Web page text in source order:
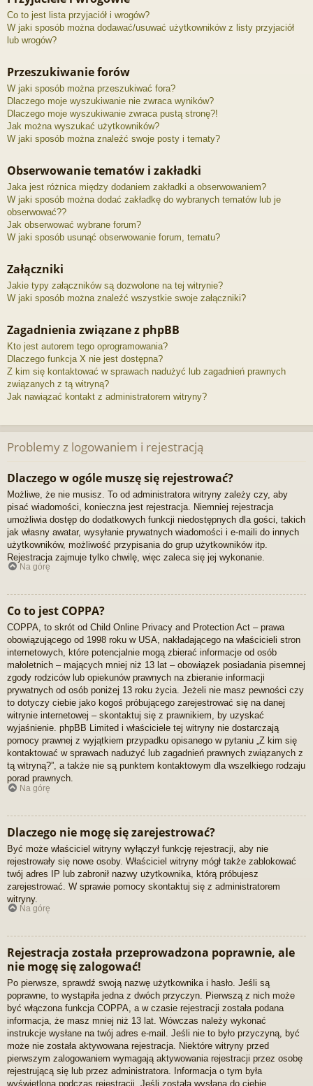
Co to jest lista przyjaciół i wrogów?
W jaki sposób można dodawać/usuwać użytkowników z listy przyjaciół
lub wrogów?
Przeszukiwanie forów
W jaki sposób można przeszukiwać fora?
Dlaczego moje wyszukiwanie nie zwraca wyników?
Dlaczego moje wyszukiwanie zwraca pustą stronę?!
Jak można wyszukać użytkowników?
W jaki sposób można znaleźć swoje posty i tematy?
Obserwowanie tematów i zakładki
Jaka jest różnica między dodaniem zakładki a obserwowaniem?
W jaki sposób można dodać zakładkę do wybranych tematów lub je
obserwować??
Jak obserwować wybrane forum?
W jaki sposób usunąć obserwowanie forum, tematu?
Załączniki
Jakie typy załączników są dozwolone na tej witrynie?
W jaki sposób można znaleźć wszystkie swoje załączniki?
Zagadnienia związane z phpBB
Kto jest autorem tego oprogramowania?
Dlaczego funkcja X nie jest dostępna?
Z kim się kontaktować w sprawach nadużyć lub zagadnień prawnych
związanych z tą witryną?
Jak nawiązać kontakt z administratorem witryny?
Problemy z logowaniem i rejestracją
Dlaczego w ogóle muszę się rejestrować?
Możliwe, że nie musisz. To od administratora witryny zależy czy, aby
pisać wiadomości, konieczna jest rejestracja. Niemniej rejestracja
umożliwia dostęp do dodatkowych funkcji niedostępnych dla gości, takich
jak własny awatar, wysyłanie prywatnych wiadomości i e-maili do innych
użytkowników, możliwość przypisania do grup użytkowników itp.
Rejestracja zajmuje tylko chwilę, więc zaleca się jej wykonanie.
Na górę
Co to jest COPPA?
COPPA, to skrót od Child Online Privacy and Protection Act – prawa
obowiązującego od 1998 roku w USA, nakładającego na właścicieli stron
internetowych, które potencjalnie mogą zbierać informacje od osób
małoletnich – mających mniej niż 13 lat – obowiązek posiadania pisemnej
zgody rodziców lub opiekunów prawnych na zbieranie informacji
prywatnych od osób poniżej 13 roku życia. Jeżeli nie masz pewności czy
to dotyczy ciebie jako kogoś próbującego zarejestrować się na danej
witrynie internetowej – skontaktuj się z prawnikiem, by uzyskać
wyjaśnienie. phpBB Limited i właściciele tej witryny nie dostarczają
pomocy prawnej z wyjątkiem przypadku opisanego w pytaniu „Z kim się
kontaktować w sprawach nadużyć lub zagadnień prawnych związanych z
tą witryną?”, a także nie są punktem kontaktowym dla wszelkiego rodzaju
porad prawnych.
Na górę
Dlaczego nie mogę się zarejestrować?
Być może właściciel witryny wyłączył funkcję rejestracji, aby nie
rejestrowały się nowe osoby. Właściciel witryny mógł także zablokować
twój adres IP lub zabronił nazwy użytkownika, którą próbujesz
zarejestrować. W sprawie pomocy skontaktuj się z administratorem
witryny.
Na górę
Rejestracja została przeprowadzona poprawnie, ale
nie mogę się zalogować!
Po pierwsze, sprawdź swoją nazwę użytkownika i hasło. Jeśli są
poprawne, to wystąpiła jedna z dwóch przyczyn. Pierwszą z nich może
być włączona funkcja COPPA, a w czasie rejestracji została podana
informacja, że masz mniej niż 13 lat. Wówczas należy wykonać
instrukcje wysłane na twój adres e-mail. Jeśli nie to było przyczyną, być
może nie została aktywowana rejestracja. Niektóre witryny przed
pierwszym zalogowaniem wymagają aktywowania rejestracji przez osobę
rejestrującą się lub przez administratora. Informacja o tym była
wyświetlona podczas rejestracji. Jeśli została wysłana do ciebie